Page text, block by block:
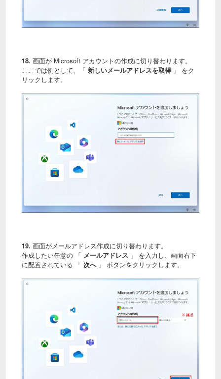
18. 画面が Microsoft アカウントの作成に切り替わります。
ここでは例として、「 新しいメールアドレスを取得」 をク
リックします。
19. 画面がメールアドレス作成に切り替わります。
作成したい任意の 「 メールアドレス 」 を入力し、画面右下
に配置されている 「 次へ」 ボタンをクリックします。